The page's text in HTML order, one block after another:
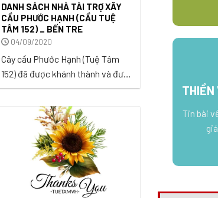
DANH SÁCH NHÀ TÀI TRỢ XÂY
CẦU PHƯỚC HẠNH (CẦU TUỆ
TÂM 152) _ BẾN TRE
04/09/2020
Cây cầu Phước Hạnh (Tuệ Tâm
152) đã được khánh thành và đưa
vào sử dụng tại ấp Phú Trạch 2,
tỉnh Bến Tre vào ngày
02/09/2020. ...
THIỀN
Tin bài